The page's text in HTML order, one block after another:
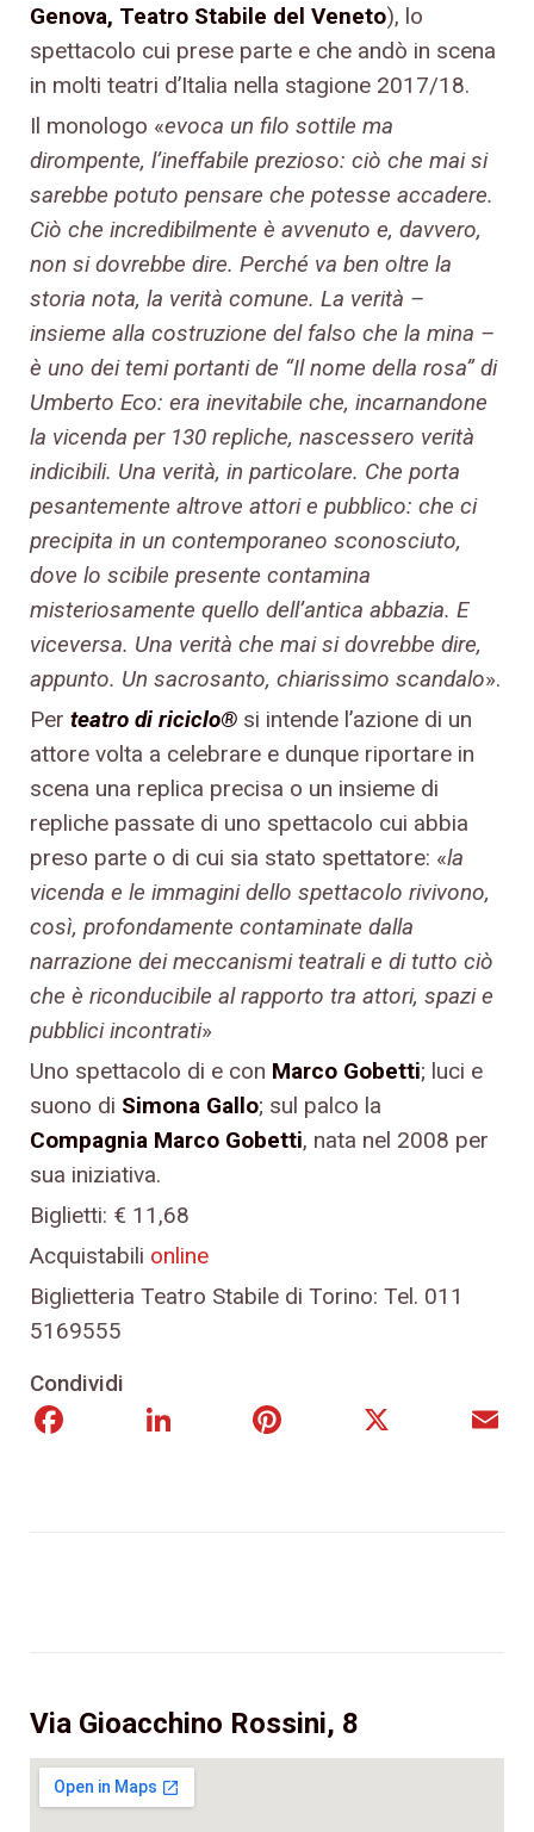
Genova, Teatro Stabile del Veneto), lo
spettacolo cui prese parte e che andò in scena
in molti teatri d’Italia nella stagione 2017/18.
Il monologo «evoca un filo sottile ma
dirompente, l’ineffabile prezioso: ciò che mai si
sarebbe potuto pensare che potesse accadere.
Ciò che incredibilmente è avvenuto e, davvero,
non si dovrebbe dire. Perché va ben oltre la
storia nota, la verità comune. La verità –
insieme alla costruzione del falso che la mina –
è uno dei temi portanti de “Il nome della rosa” di
Umberto Eco: era inevitabile che, incarnandone
la vicenda per 130 repliche, nascessero verità
indicibili. Una verità, in particolare. Che porta
pesantemente altrove attori e pubblico: che ci
precipita in un contemporaneo sconosciuto,
dove lo scibile presente contamina
misteriosamente quello dell’antica abbazia. E
viceversa. Una verità che mai si dovrebbe dire,
appunto. Un sacrosanto, chiarissimo scandalo».
Per teatro di riciclo® si intende l’azione di un
attore volta a celebrare e dunque riportare in
scena una replica precisa o un insieme di
repliche passate di uno spettacolo cui abbia
preso parte o di cui sia stato spettatore: «la
vicenda e le immagini dello spettacolo rivivono,
così, profondamente contaminate dalla
narrazione dei meccanismi teatrali e di tutto ciò
che è riconducibile al rapporto tra attori, spazi e
pubblici incontrati»
Uno spettacolo di e con Marco Gobetti; luci e
suono di Simona Gallo; sul palco la
Compagnia Marco Gobetti, nata nel 2008 per
sua iniziativa.
Biglietti: € 11,68
Acquistabili online
Biglietteria Teatro Stabile di Torino: Tel. 011
5169555
Condividi
FacebookLinkedIn Pinterest
Via Gioacchino Rossini, 8